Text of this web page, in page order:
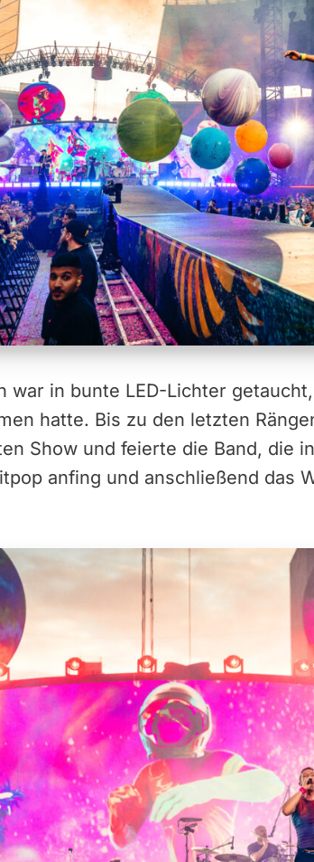
war in bunte LED-Lichter
hatte. Bis zu den letzten
Show und feierte die Band, die
anfing und anschließend das